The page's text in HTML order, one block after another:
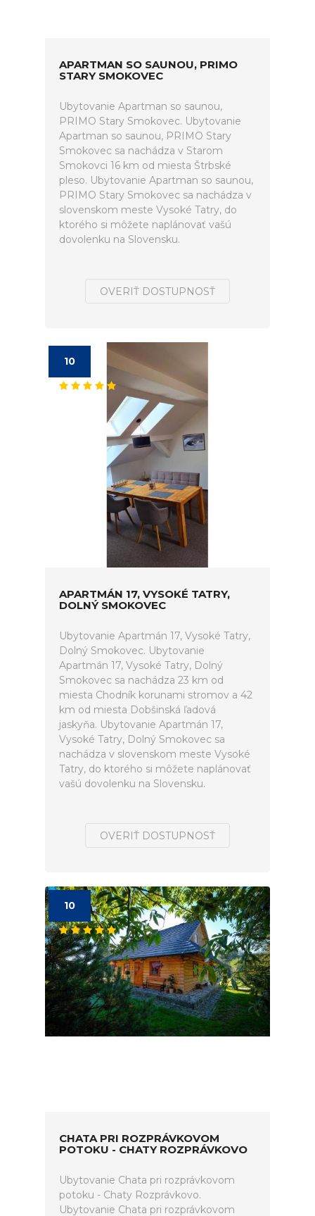
APARTMAN SO SAUNOU, PRIMO
STARY SMOKOVEC
Ubytovanie Apartman so saunou,
PRIMO Stary Smokovec. Ubytovanie
Apartman so saunou, PRIMO Stary
Smokovec sa nachádza v Starom
Smokovci 16 km od miesta Štrbské
pleso. Ubytovanie Apartman so saunou,
PRIMO Stary Smokovec sa nachádza v
slovenskom meste Vysoké Tatry, do
ktorého si môžete naplánovať vašú
dovolenku na Slovensku.
OVERIŤ DOSTUPNOSŤ
10
APARTMÁN 17, VYSOKÉ TATRY,
DOLNÝ SMOKOVEC
Ubytovanie Apartmán 17, Vysoké Tatry,
Dolný Smokovec. Ubytovanie
Apartmán 17, Vysoké Tatry, Dolný
Smokovec sa nachádza 23 km od
miesta Chodník korunami stromov a 42
km od miesta Dobšinská ľadová
jaskyňa. Ubytovanie Apartmán 17,
Vysoké Tatry, Dolný Smokovec sa
nachádza v slovenskom meste Vysoké
Tatry, do ktorého si môžete naplánovať
vašú dovolenku na Slovensku.
OVERIŤ DOSTUPNOSŤ
10
CHATA PRI ROZPRÁVKOVOM
POTOKU - CHATY ROZPRÁVKOVO
Ubytovanie Chata pri rozprávkovom
potoku - Chaty Rozprávkovo.
Ubytovanie Chata pri rozprávkovom